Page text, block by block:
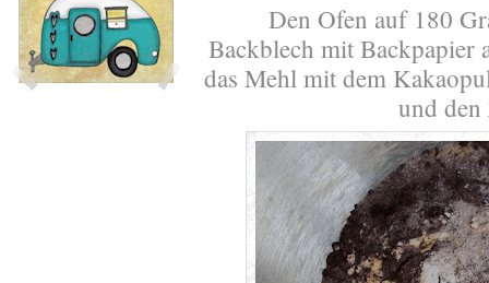
Den Ofen auf 180
Backblech mit Backpapier
das Mehl mit dem
und